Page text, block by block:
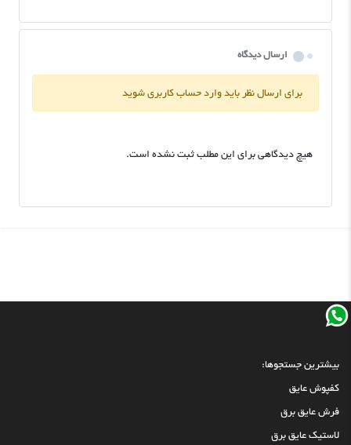
ارسال دیدگاه
برای ارسال نظر باید وارد حساب کاربری شوید
هیچ دیدگاهی برای این مطلب ثبت نشده است.
بیشترین جستجوها:
کفپوش عایق
فرش عایق برق
لاستیک عایق برق